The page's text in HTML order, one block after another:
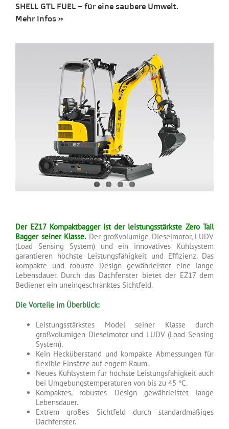
SHELL GTL FUEL – für eine saubere Umwelt.
Mehr Infos »
Der EZ17 Kompaktbagger ist der leistungsstärkste Zero Tail
Bagger seiner Klasse. Der großvolumige Dieselmotor, LUDV
(Load Sensing System) und ein innovatives Kühlsystem
garantieren höchste Leistungsfähigkeit und Effizienz. Das
kompakte und robuste Design gewährleistet eine lange
Lebensdauer. Durch das Dachfenster bietet der EZ17 dem
Bediener ein uneingeschränktes Sichtfeld.
Die Vorteile im Überblick:
Leistungsstärkstes Model seiner Klasse durch
großvolumigen Dieselmotor und LUDV (Load Sensing
System).
Kein Hecküberstand und kompakte Abmessungen für
flexible Einsätze auf engem Raum.
Neues Kühlsystem für höchste Leistungsfähigkeit auch
bei Umgebungstemperaturen von bis zu 45 °C.
Kompaktes, robustes Design gewährleistet lange
Lebensdauer.
Extrem großes Sichtfeld durch standardmäßiges
Dachfenster.